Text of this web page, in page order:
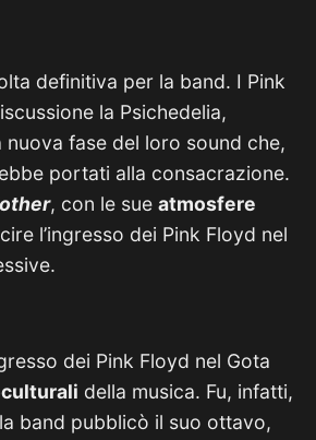
definitiva per la band. I Pink
la Psichedelia,
nuova fase del loro sound che,
portati alla consacrazione.
, con le sue atmosfere
l’ingresso dei Pink Floyd nel
dei Pink Floyd nel Gota
della musica. Fu, infatti,
la band pubblicò il suo ottavo,